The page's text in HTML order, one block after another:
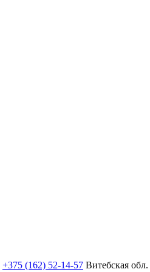
+375 (162) 52-14-57 Витебская обл.